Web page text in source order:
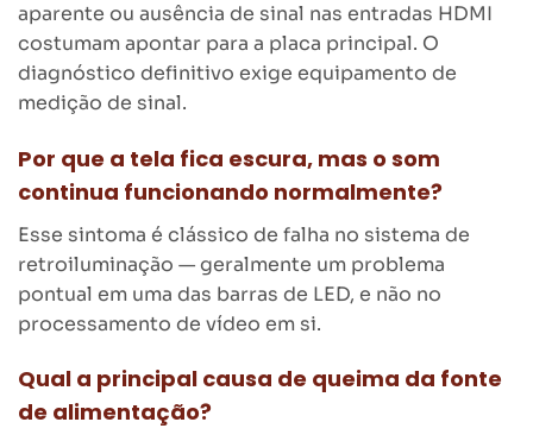
aparente ou ausência de sinal nas entradas HDMI
costumam apontar para a placa principal. O
diagnóstico definitivo exige equipamento de
medição de sinal.
Por que a tela fica escura, mas o som
continua funcionando normalmente?
Esse sintoma é clássico de falha no sistema de
retroiluminação — geralmente um problema
pontual em uma das barras de LED, e não no
processamento de vídeo em si.
Qual a principal causa de queima da fonte
de alimentação?